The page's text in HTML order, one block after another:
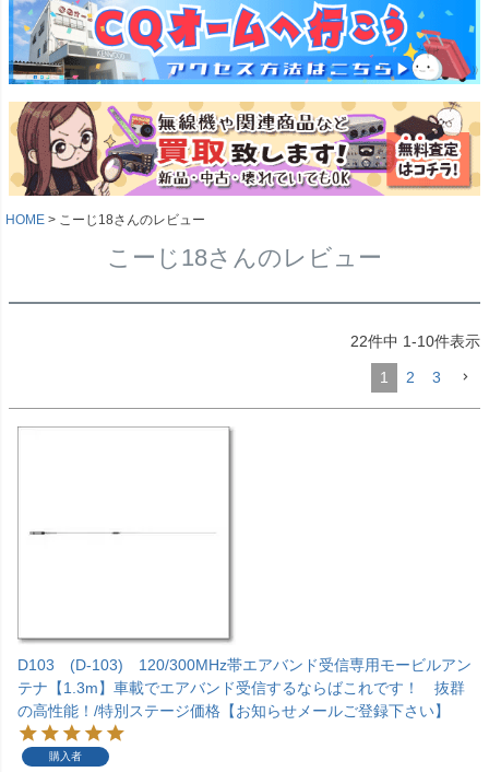
HOME こーじ18さんのレビュー
こーじ18さんのレビュー
22件中 1-10件表示
1 2 3
D103 (D-103) 120/300MHz帯エアバンド受信専用モービルアン
テナ【1.3m】車載でエアバンド受信するならばこれです！ 抜群
の高性能！/特別ステージ価格【お知らせメールご登録下さい】
購入者